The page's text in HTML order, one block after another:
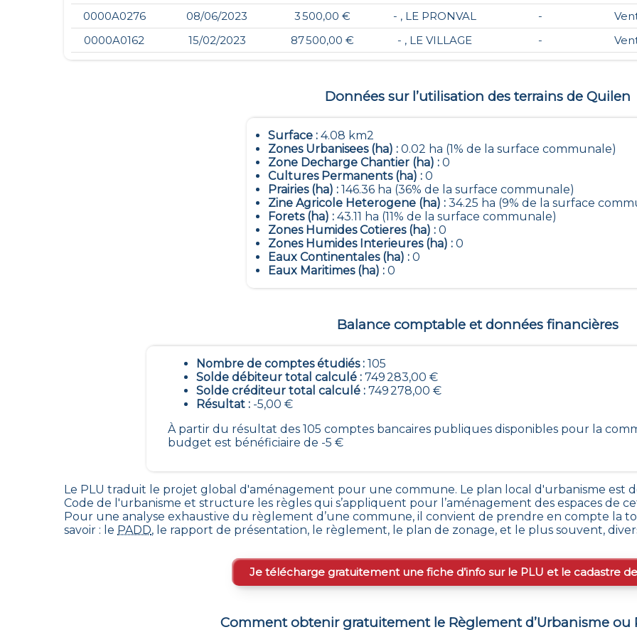
0000A0276
08/06/2023 3 500,00 € - , LE PRONVAL -
0000A0162
15/02/2023 87 500,00 € - , LE VILLAGE -
Données sur l’utilisation des terrains de Quilen
Surface : 4.08 km2
Zones Urbanisees (ha) : 0.02 ha (1% de la surface communale)
Zone Decharge Chantier (ha) : 0
Cultures Permanents (ha) : 0
Prairies (ha) : 146.36 ha (36% de la surface communale)
Zine Agricole Heterogene (ha) : 34.25 ha (9% de la surface
Forets (ha) : 43.11 ha (11% de la surface communale)
Zones Humides Cotieres (ha) : 0
Zones Humides Interieures (ha) : 0
Eaux Continentales (ha) : 0
Eaux Maritimes (ha) : 0
Balance comptable et données financières
Nombre de comptes étudiés :105
Solde débiteur total calculé :749 283,00 €
Solde créditeur total calculé :749 278,00 €
Résultat : -5,00 €
À partir du résultat des 105 comptes bancaires publiques disponibles pour la
budget est bénéficiaire de -5 €
Le PLU traduit le projet global d'aménagement pour une commune. Le plan local d'urbanisme est
Code de l'urbanisme et structure les règles qui s’appliquent pour l’aménagement des espaces de
Pour une analyse exhaustive du règlement d’une commune, il convient de prendre en compte la
savoir : le PADD, le rapport de présentation, le règlement, le plan de zonage, et le plus souvent,
Je télécharge gratuitement une fiche d’info sur le PLU et le cadastre
Comment obtenir gratuitement le Règlement d’Urbanisme ou